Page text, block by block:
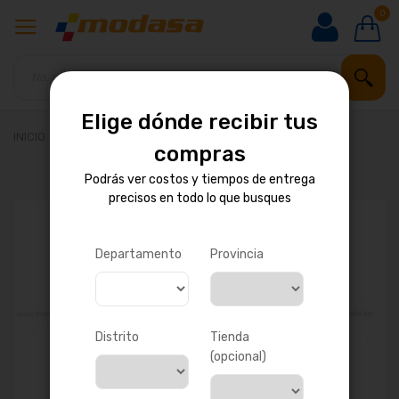
0
AMORTIGUADOR DELANTERO
Elige dónde recibir tus
compras
Podrás ver costos y tiempos de entrega
precisos en todo lo que busques
Departamento Provincia
Distrito
Tienda
(opcional)